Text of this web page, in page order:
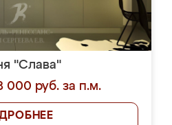
"Слава"
000 руб. за п.м.